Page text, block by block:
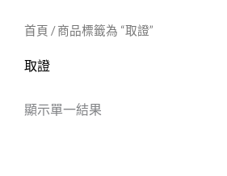
首頁 / 商品標籤為 “取證”
取證
顯示單一結果